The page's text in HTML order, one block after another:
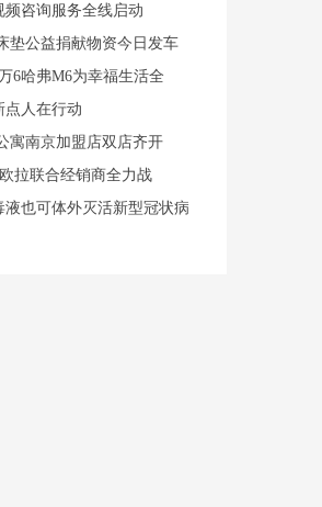
咨询服务全线启动
垫公益捐献物资今日发车
6哈弗M6为幸福生活全
点人在行动
寓南京加盟店双店齐开
拉联合经销商全力战
也可体外灭活新型冠状病